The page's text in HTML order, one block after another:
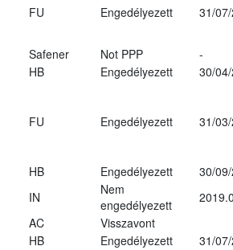
FU Engedélyezett 31/
Safener Not PPP
-
HB Engedélyezett
30/
FU Engedélyezett 31/
HB Engedélyezett
30/
IN
Nem
engedélyezett
AC
Visszavont
HB Engedélyezett
31/